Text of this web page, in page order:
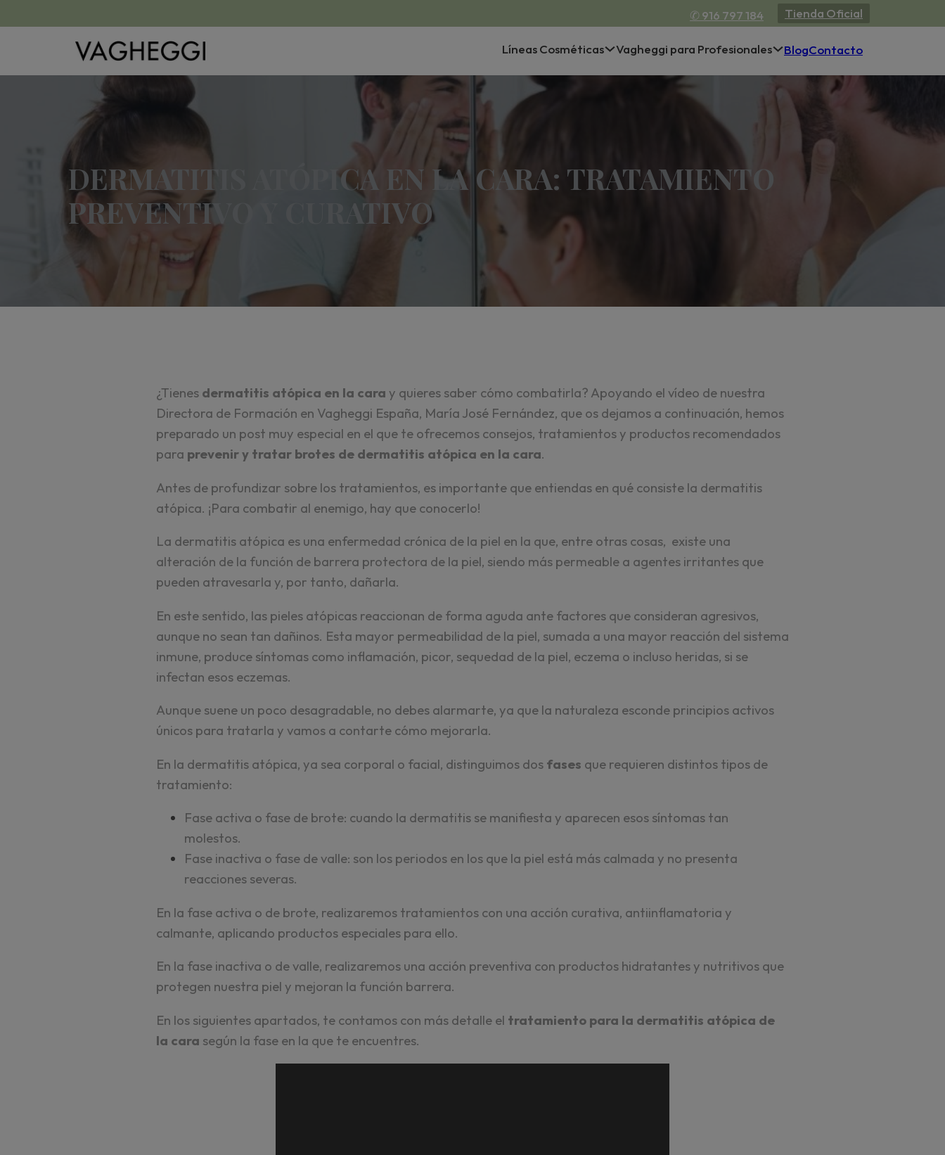
✆ 916 797 184 Tienda Oficial
Líneas Cosméticas Vagheggi para Profesionales BlogContacto
DERMATITIS ATÓPICA EN LA CARA: TRATAMIENTO
PREVENTIVO Y CURATIVO
¿Tienes dermatitis atópica en la cara y quieres saber cómo combatirla? Apoyando el vídeo de nuestra
Directora de Formación en Vagheggi España, María José Fernández, que os dejamos a continuación, hemos
preparado un post muy especial en el que te ofrecemos consejos, tratamientos y productos recomendados
para prevenir y tratar brotes de dermatitis atópica en la cara.
Antes de profundizar sobre los tratamientos, es importante que entiendas en qué consiste la dermatitis
atópica. ¡Para combatir al enemigo, hay que conocerlo!
La dermatitis atópica es una enfermedad crónica de la piel en la que, entre otras cosas, existe una
alteración de la función de barrera protectora de la piel, siendo más permeable a agentes irritantes que
pueden atravesarla y, por tanto, dañarla.
En este sentido, las pieles atópicas reaccionan de forma aguda ante factores que consideran agresivos,
aunque no sean tan dañinos. Esta mayor permeabilidad de la piel, sumada a una mayor reacción del sistema
inmune, produce síntomas como inflamación, picor, sequedad de la piel, eczema o incluso heridas, si se
infectan esos eczemas.
Aunque suene un poco desagradable, no debes alarmarte, ya que la naturaleza esconde principios activos
únicos para tratarla y vamos a contarte cómo mejorarla.
En la dermatitis atópica, ya sea corporal o facial, distinguimos dos fases que requieren distintos tipos de
tratamiento:
Fase activa o fase de brote: cuando la dermatitis se manifiesta y aparecen esos síntomas tan
molestos.
Fase inactiva o fase de valle: son los periodos en los que la piel está más calmada y no presenta
reacciones severas.
En la fase activa o de brote, realizaremos tratamientos con una acción curativa, antiinflamatoria y
calmante, aplicando productos especiales para ello.
En la fase inactiva o de valle, realizaremos una acción preventiva con productos hidratantes y nutritivos que
protegen nuestra piel y mejoran la función barrera.
En los siguientes apartados, te contamos con más detalle el tratamiento para la dermatitis atópica de
la cara según la fase en la que te encuentres.